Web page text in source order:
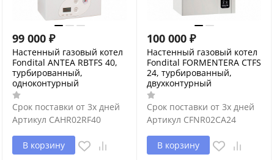
99 000 ₽
Настенный газовый котел
Fondital ANTEA RBTFS 40,
турбированный,
одноконтурный
Срок поставки от 3х дней
Артикул CAHR02RF40
В корзину
100 000 ₽
Настенный газовый котел
Fondital FORMENTERA CTFS
24, турбированный,
двухконтурный
Срок поставки от 3х дней
Артикул CFNR02CA24
В корзину